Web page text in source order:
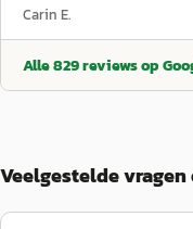
Carin E.
Alle829reviews op
Veelgestelde